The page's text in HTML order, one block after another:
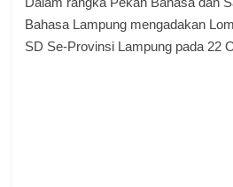
Bahasa Lampung mengadakan
SD Se-Provinsi Lampung pada 22